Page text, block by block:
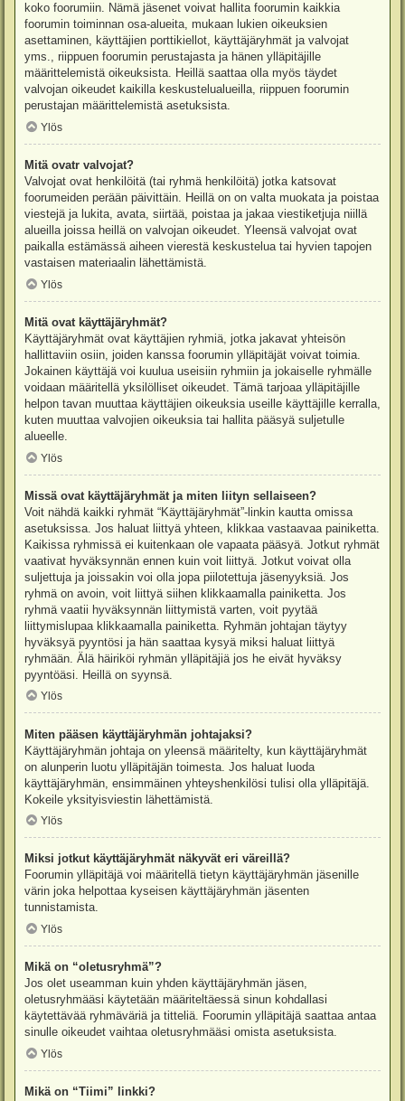
koko foorumiin. Nämä jäsenet voivat hallita foorumin kaikkia
foorumin toiminnan osa-alueita, mukaan lukien oikeuksien
asettaminen, käyttäjien porttikiellot, käyttäjäryhmät ja valvojat
yms., riippuen foorumin perustajasta ja hänen ylläpitäjille
määrittelemistä oikeuksista. Heillä saattaa olla myös täydet
valvojan oikeudet kaikilla keskustelualueilla, riippuen foorumin
perustajan määrittelemistä asetuksista.
Ylös
Mitä ovatr valvojat?
Valvojat ovat henkilöitä (tai ryhmä henkilöitä) jotka katsovat
foorumeiden perään päivittäin. Heillä on on valta muokata ja poistaa
viestejä ja lukita, avata, siirtää, poistaa ja jakaa viestiketjuja niillä
alueilla joissa heillä on valvojan oikeudet. Yleensä valvojat ovat
paikalla estämässä aiheen vierestä keskustelua tai hyvien tapojen
vastaisen materiaalin lähettämistä.
Ylös
Mitä ovat käyttäjäryhmät?
Käyttäjäryhmät ovat käyttäjien ryhmiä, jotka jakavat yhteisön
hallittaviin osiin, joiden kanssa foorumin ylläpitäjät voivat toimia.
Jokainen käyttäjä voi kuulua useisiin ryhmiin ja jokaiselle ryhmälle
voidaan määritellä yksilölliset oikeudet. Tämä tarjoaa ylläpitäjille
helpon tavan muuttaa käyttäjien oikeuksia useille käyttäjille kerralla,
kuten muuttaa valvojien oikeuksia tai hallita pääsyä suljetulle
alueelle.
Ylös
Missä ovat käyttäjäryhmät ja miten liityn sellaiseen?
Voit nähdä kaikki ryhmät “Käyttäjäryhmät”-linkin kautta omissa
asetuksissa. Jos haluat liittyä yhteen, klikkaa vastaavaa painiketta.
Kaikissa ryhmissä ei kuitenkaan ole vapaata pääsyä. Jotkut ryhmät
vaativat hyväksynnän ennen kuin voit liittyä. Jotkut voivat olla
suljettuja ja joissakin voi olla jopa piilotettuja jäsenyyksiä. Jos
ryhmä on avoin, voit liittyä siihen klikkaamalla painiketta. Jos
ryhmä vaatii hyväksynnän liittymistä varten, voit pyytää
liittymislupaa klikkaamalla painiketta. Ryhmän johtajan täytyy
hyväksyä pyyntösi ja hän saattaa kysyä miksi haluat liittyä
ryhmään. Älä häiriköi ryhmän ylläpitäjiä jos he eivät hyväksy
pyyntöäsi. Heillä on syynsä.
Ylös
Miten pääsen käyttäjäryhmän johtajaksi?
Käyttäjäryhmän johtaja on yleensä määritelty, kun käyttäjäryhmät
on alunperin luotu ylläpitäjän toimesta. Jos haluat luoda
käyttäjäryhmän, ensimmäinen yhteyshenkilösi tulisi olla ylläpitäjä.
Kokeile yksityisviestin lähettämistä.
Ylös
Miksi jotkut käyttäjäryhmät näkyvät eri väreillä?
Foorumin ylläpitäjä voi määritellä tietyn käyttäjäryhmän jäsenille
värin joka helpottaa kyseisen käyttäjäryhmän jäsenten
tunnistamista.
Ylös
Mikä on “oletusryhmä”?
Jos olet useamman kuin yhden käyttäjäryhmän jäsen,
oletusryhmääsi käytetään määriteltäessä sinun kohdallasi
käytettävää ryhmäväriä ja titteliä. Foorumin ylläpitäjä saattaa antaa
sinulle oikeudet vaihtaa oletusryhmääsi omista asetuksista.
Ylös
Mikä on “Tiimi” linkki?